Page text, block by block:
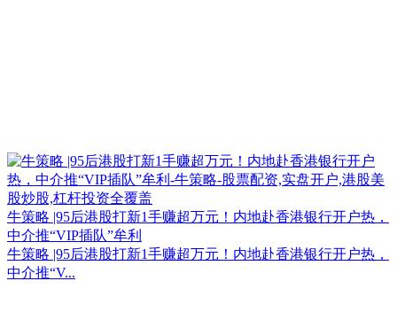
牛策略 |95后港股打新1手赚超万元！内地赴香港银行开户热，
中介推“VIP插队”牟利
牛策略 |95后港股打新1手赚超万元！内地赴香港银行开户热，
中介推“V...